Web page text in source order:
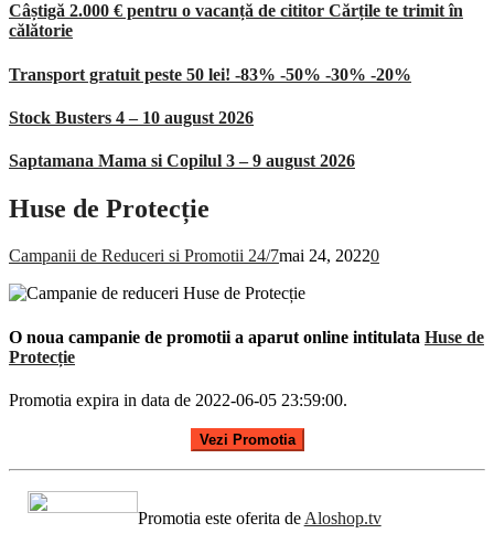
Câștigă 2.000 € pentru o vacanță de cititor Cărțile te trimit în
călătorie
Transport gratuit peste 50 lei! -83% -50% -30% -20%
Stock Busters 4 – 10 august 2026
Saptamana Mama si Copilul 3 – 9 august 2026
Huse de Protecție
Campanii de Reduceri si Promotii 24/7mai 24, 20220
O noua campanie de promotii a aparut online intitulata Huse de
Protecție
Promotia expira in data de 2022-06-05 23:59:00.
Vezi Promotia
Promotia este oferita de Aloshop.tv